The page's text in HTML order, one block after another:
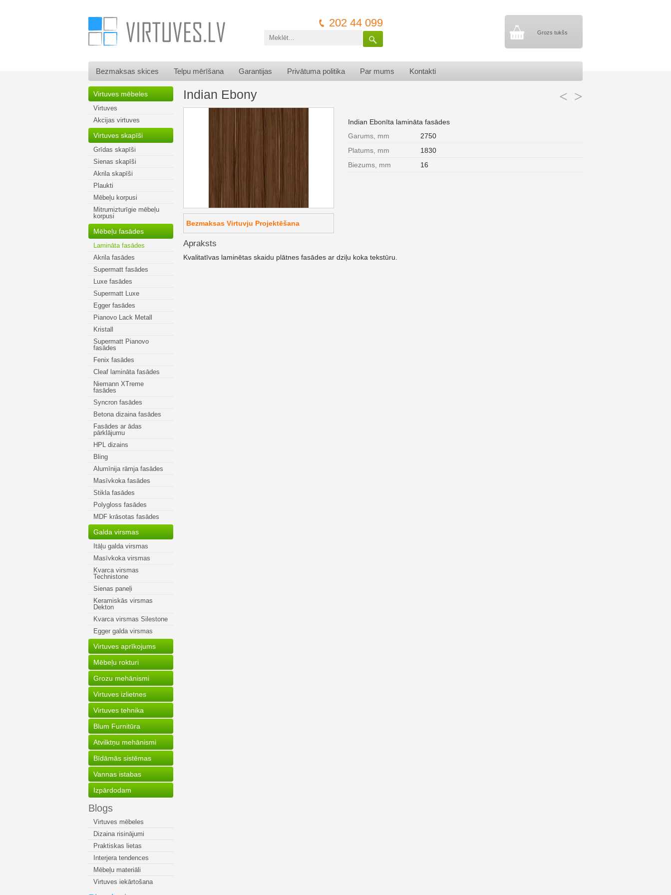
Grozs tukšs
202 44 099
Bezmaksas skices Telpu mērīšana Garantijas Privātuma politika Par mums Kontakti
Virtuves mēbeles
Virtuves
Akcijas virtuves
Virtuves skapīši
Grīdas skapīši
Sienas skapīši
Akrila skapīši
Plaukti
Mēbeļu korpusi
Mitrumizturīgie mēbeļu
korpusi
Mēbeļu fasādes
Lamināta fasādes
Akrila fasādes
Supermatt fasādes
Luxe fasādes
Supermatt Luxe
Egger fasādes
Pianovo Lack Metall
Kristall
Supermatt Pianovo
fasādes
Fenix fasādes
Cleaf lamināta fasādes
Niemann XTreme
fasādes
Syncron fasādes
Betona dizaina fasādes
Fasādes ar ādas
pārklājumu
HPL dizains
Bling
Alumīnija rāmja fasādes
Masīvkoka fasādes
Stikla fasādes
Polygloss fasādes
MDF krāsotas fasādes
Galda virsmas
Itāļu galda virsmas
Masīvkoka virsmas
Kvarca virsmas
Technistone
Sienas paneļi
Keramiskās virsmas
Dekton
Kvarca virsmas Silestone
Egger galda virsmas
Virtuves aprīkojums
Mēbeļu rokturi
Grozu mehānismi
Virtuves izlietnes
Virtuves tehnika
Blum Furnitūra
Atvilktņu mehānismi
Bīdāmās sistēmas
Vannas istabas
Izpārdodam
Blogs
Virtuves mēbeles
Dizaina risinājumi
Praktiskas lietas
Interjera tendences
Mēbeļu materiāli
Virtuves iekārtošana
Indian Ebony < >
Bezmaksas Virtuvju Projektēšana
Indian Ebonīta lamināta fasādes
Garums, mm
2750
Platums, mm
1830
Biezums, mm
16
Apraksts
Kvalitatīvas laminētas skaidu plātnes fasādes ar dziļu koka tekstūru.